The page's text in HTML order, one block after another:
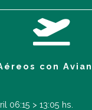
con
06:15 > 13:05 hs.